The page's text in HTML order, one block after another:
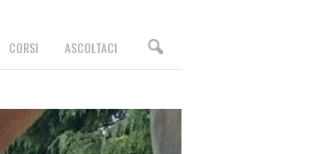
CORSI ASCOLTACI